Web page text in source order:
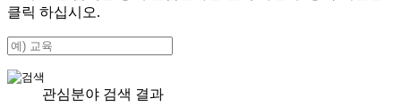
클릭 하십시오.
관심분야 검색 결과